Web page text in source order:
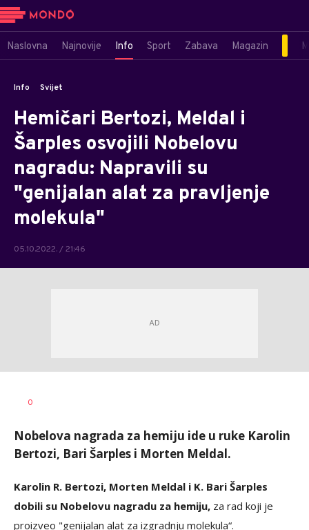
Naslovna Najnovije Info Sport Zabava Magazin
Info Svijet
Hemičari Bertozi, Meldal i
Šarples osvojili Nobelovu
nagradu: Napravili su
"genijalan alat za pravljenje
molekula"
05.10.2022. / 21:46
AUTOR
0
Nobelova nagrada za hemiju ide u ruke Karolin
Bertozi, Bari Šarples i Morten Meldal.
Karolin R. Bertozi, Morten Meldal i K. Bari Šarples
dobili su Nobelovu nagradu za hemiju, za rad koji je
proizveo "genijalan alat za izgradnju molekula“.